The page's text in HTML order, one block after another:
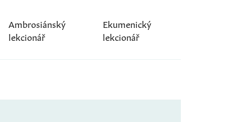
Ambrosiánský
lekcionář
Ekumenický
lekcionář